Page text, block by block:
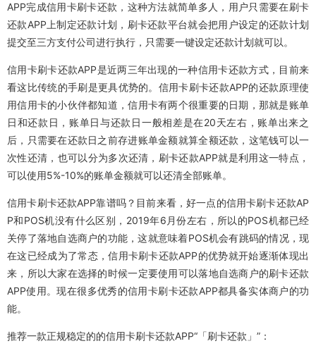
APP完成信用卡刷卡还款，这种方法就简单多人，用户只需要在刷卡
还款APP上制定还款计划，刷卡还款平台就会把用户设定的还款计划
提交至三方支付公司进行执行，只需要一键设定还款计划就可以。
信用卡刷卡还款APP是近两三年出现的一种信用卡还款方式，目前来
看这比传统的手刷是更具优势的。信用卡刷卡还款APP的还款原理使
用信用卡的小伙伴都知道，信用卡有两个很重要的日期，那就是账单
日和还款日，账单日与还款日一般相差是在20天左右，账单出来之
后，只需要在还款日之前存进账单金额就算全额还款，这笔钱可以一
次性还清，也可以分为多次还清，刷卡还款APP就是利用这一特点，
可以使用5%-10%的账单金额就可以还清全部账单。
信用卡刷卡还款APP靠谱吗？目前来看，好一点的信用卡刷卡还款AP
P和POS机没有什么区别，2019年6月份左右，所以的POS机都已经
关停了落地自选商户的功能，这就意味着POS机会有跳码的情况，现
在这已经成为了常态，信用卡刷卡还款APP的优势就开始逐渐体现出
来，所以大家在选择的时候一定要使用可以落地自选商户的刷卡还款
APP使用。现在很多优秀的信用卡刷卡还款APP都具备实体商户的功
能。
推荐一款正规稳定的的信用卡刷卡还款APP“「刷卡还款」”：